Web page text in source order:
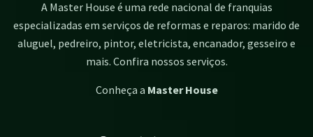
A Master House é uma rede nacional de franquias
especializadas em serviços de reformas e reparos: marido de
aluguel, pedreiro, pintor, eletricista, encanador, gesseiro e
mais. Confira nossos serviços.
Conheça a Master House